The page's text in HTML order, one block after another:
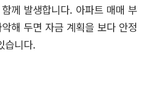
께 발생합니다. 아파트 매매 부
해 두면 자금 계획을 보다 안정
습니다.